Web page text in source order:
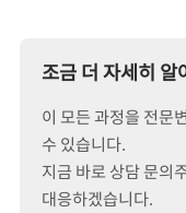
조금 더 자세히 알
이 모든 과정을 전문
수 있습니다.
지금 바로 상담 문의
대응하겠습니다.